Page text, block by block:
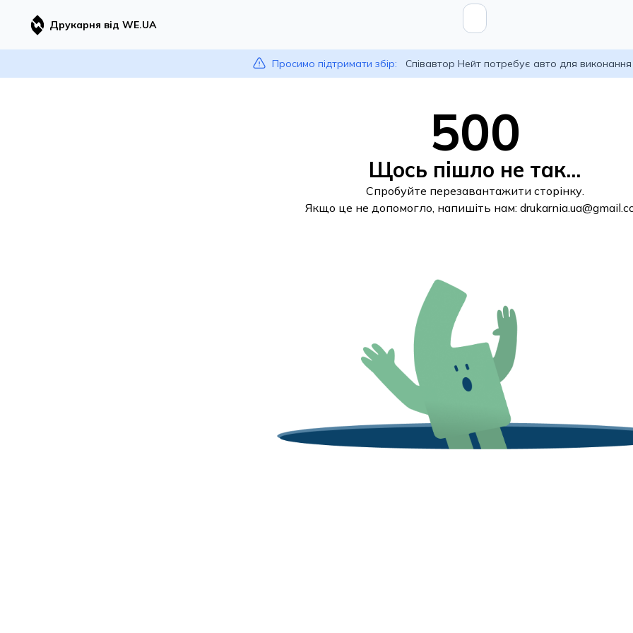
Друкарня від WE.UA
Просимо підтримати збір: Співавтор Нейт потребує авто для
500
Щось пішло не так...
Спробуйте перезавантажити сторінку.
Якщо це не допомогло, напишіть нам: